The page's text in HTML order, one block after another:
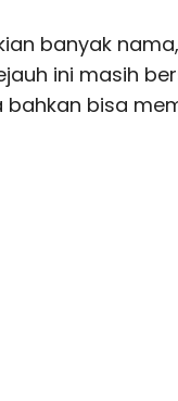
banyak
ini masih
bahkan bisa